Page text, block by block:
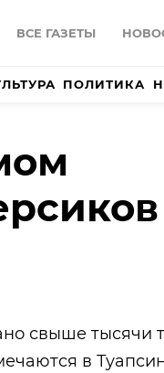
ВСЕ ГАЗЕТЫ
ПОЛИТИКА
свыше тысячи т
в